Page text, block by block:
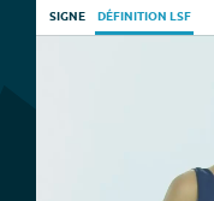
SIGNE DÉFINITION LSF